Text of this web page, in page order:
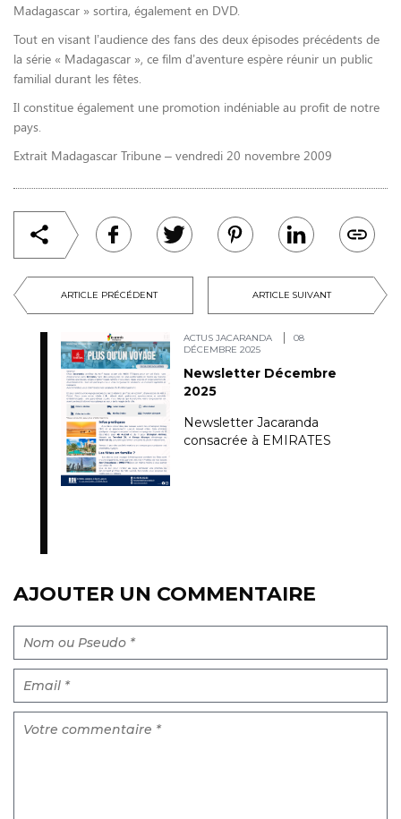
ARTICLE PRÉCÉDENT ARTICLE SUIVANT
ACTUS JACARANDA
08
DÉCEMBRE 2025
Newsletter Décembre
2025
Newsletter Jacaranda
consacrée à EMIRATES
Madagascar » sortira, également en DVD.
Tout en visant l’audience des fans des deux épisodes précédents de
la série « Madagascar », ce film d’aventure espère réunir un public
familial durant les fêtes.
Il constitue également une promotion indéniable au profit de notre
pays.
Extrait Madagascar Tribune – vendredi 20 novembre 2009
AJOUTER UN COMMENTAIRE